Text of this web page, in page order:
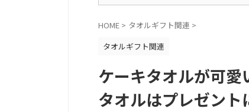
HOME > タオルギフト関連 >
タオルギフト関連
ケーキタオルが可
タオルはプレゼント